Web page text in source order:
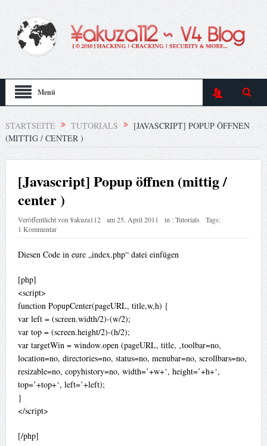
Menü
STARTSEITE TUTORIALS
[JAVASCRIPT] POPUP ÖFFNEN
(MITTIG / CENTER )
[Javascript] Popup öffnen (mittig /
center )
Veröffentlicht von¥akuza112 am25. April 2011 in :Tutorials
Tags:
1 Kommentar
Diesen Code in eure „index.php“ datei einfügen
[php]
<script>
function PopupCenter(pageURL, title,w,h) {
var left = (screen.width/2)-(w/2);
var top = (screen.height/2)-(h/2);
var targetWin = window.open (pageURL, title, ‚toolbar=no,
location=no, directories=no, status=no, menubar=no, scrollbars=no,
resizable=no, copyhistory=no, width=’+w+‘, height=’+h+‘,
top=’+top+‘, left=’+left);
}
</script>
[/php]